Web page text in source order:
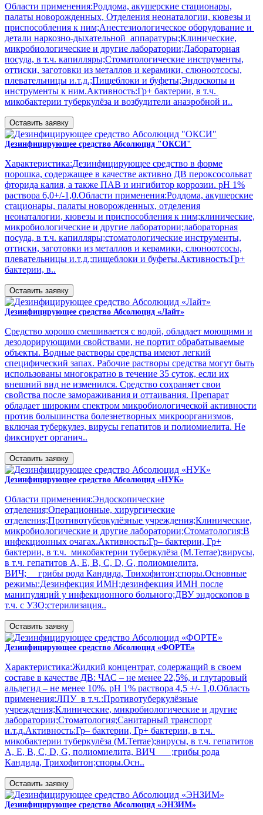
Области применения:Роддома, акушерские стационары,
палаты новорожденных, Отделения неонаталогии, кювезы и
приспособления к ним;Анестезиологическое оборудование и
детали наркозно-дыхательной аппаратуры;Клинические,
микробиологические и другие лаборатории;Лабораторная
посуда, в т.ч. капилляры;Стоматологические инструменты,
оттиски, заготовки из металлов и керамики, слюноотсосы,
плевательницы и.т.д.;Пищеблоки и буфеты;Эндоскопы и
инструменты к ним.Активность:Гр+ бактерии, в т.ч.
микобактерии туберкулёза и возбудители анаэробной и..
Оставить заявку
Дезинфицирующее средство Абсолюцид "ОКСИ"
Характеристика:Дезинфицирующее средство в форме
порошка, содержащее в качестве активно ДВ пероксосольват
фторида калия, а также ПАВ и ингибитор коррозии. рН 1%
раствора 6,0+/-1,0.Области применения:Роддома, акушерские
стационары, палаты новорожденных, отделения
неонаталогии, кювезы и приспособления к ним;клинические,
микробиологические и другие лаборатории;лабораторная
посуда, в т.ч. капилляры;стоматологические инструменты,
оттиски, заготовки из металлов и керамики, слюноотсосы,
плевательницы и.т.д.;пищеблоки и буфеты.Активность:Гр+
бактерии, в..
Оставить заявку
Дезинфицирующее средство Абсолюцид «Лайт»
Средство хорошо смешивается с водой, обладает моющими и
дезодорирующими свойствами, не портит обрабатываемые
объекты. Водные растворы средства имеют легкий
специфический запах. Рабочие растворы средства могут быть
использованы многократно в течение 35 суток, если их
внешний вид не изменился. Средство сохраняет свои
свойства после замораживания и оттаивания. Препарат
обладает широким спектром микробиологической активности
против большинства болезнетворных микроорганизмов,
включая туберкулез, вирусы гепатитов и полиомиелита. Не
фиксирует органич..
Оставить заявку
Дезинфицирующее средство Абсолюцид «НУК»
Области применения:Эндоскопические
отделения;Операционные, хирургические
отделения;Противотуберкулёзные учреждения;Клинические,
микробиологические и другие лаборатории;Стоматология;В
инфекционных очагах.Активность:Гр– бактерии, Гр+
бактерии, в т.ч. микобактерии туберкулёза (М.Terrae);вирусы,
в т.ч. гепатитов А, Е, В, С, D, G, полиомиелита,
ВИЧ; грибы рода Кандида, Трихофитон;споры.Основные
режимы:Дезинфекция ИМН;дезинфекция ИМН после
манипуляций у инфекционного больного;ДВУ эндоскопов в
т.ч. с УЗО;стерилизация..
Оставить заявку
Дезинфицирующее средство Абсолюцид «ФОРТЕ»
Характеристика:Жидкий концентрат, содержащий в своем
составе в качестве ДВ: ЧАС – не менее 22,5%, и глутаровый
альдегид – не менее 10%. рН 1% раствора 4,5 +/- 1,0.Область
применения:ЛПУ в т.ч.:Противотуберкулёзные
учреждения;Клинические, микробиологические и другие
лаборатории;Стоматология;Санитарный транспорт
и.т.д.Активность:Гр– бактерии, Гр+ бактерии, в т.ч.
микобактерии туберкулёза (M.Terrae);вирусы, в т.ч. гепатитов
А, Е, В, С, D, G, полиомиелита, ВИЧ ;грибы рода
Кандида, Трихофитон;споры.Осн..
Оставить заявку
Дезинфицирующее средство Абсолюцид «ЭНЗИМ»